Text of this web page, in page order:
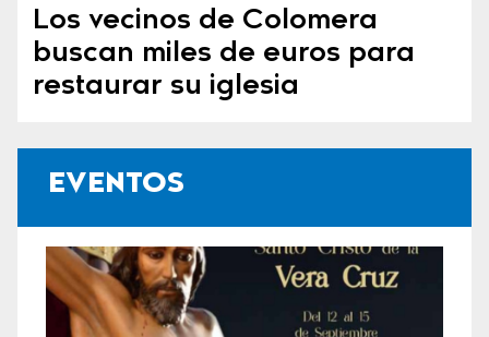
Los vecinos de Colomera
buscan miles de euros para
restaurar su iglesia
EVENTOS